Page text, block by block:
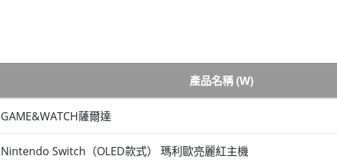
產品名稱 (W)
GAME&WATCH薩爾達
Nintendo Switch（OLED款式） 瑪利歐亮麗紅主機